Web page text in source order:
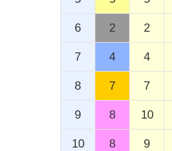
6 2 2
7 4 4
8 7 7
9 8 10
10 8 9